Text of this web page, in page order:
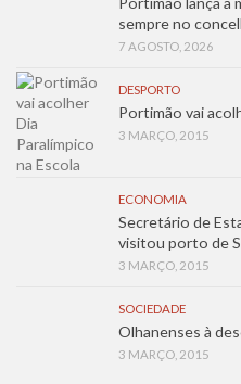
sempre no
7 AGOSTO, 2026
DESPORTO
Portimão vai
3 MARÇO, 2015
ECONOMIA
Secretário de
visitou porto de
3 MARÇO, 2015
SOCIEDADE
Olhanenses à
3 MARÇO, 2015